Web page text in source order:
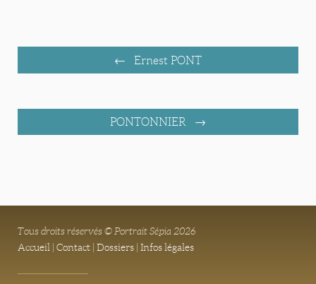
Ernest PONT
PONTONNIER
Tous droits réservés © Portrait Sépia 2026
Accueil Contact Dossiers Infos légales